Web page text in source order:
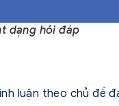
dạng hỏi đáp
luận theo chủ đề